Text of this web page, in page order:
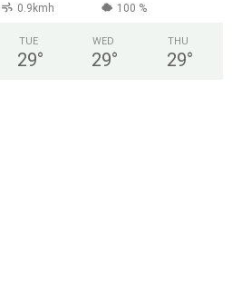
0.9kmh 100 %
TUE
29°
WED
29°
THU
29°